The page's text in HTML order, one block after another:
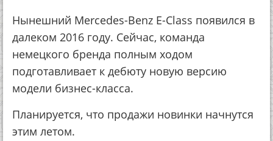
Нынешний Mercedes-Benz E-Class появился в
далеком 2016 году. Сейчас, команда
немецкого бренда полным ходом
подготавливает к дебюту новую версию
модели бизнес-класса.
Планируется, что продажи новинки начнутся
этим летом.